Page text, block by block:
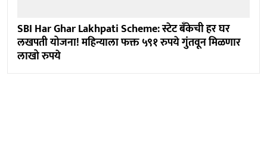
SBI Har Ghar Lakhpati Scheme: स्टेट बँकेची हर घर
लखपती योजना! महिन्याला फक्त ५९१ रुपये गुंतवून मिळणार
लाखो रुपये